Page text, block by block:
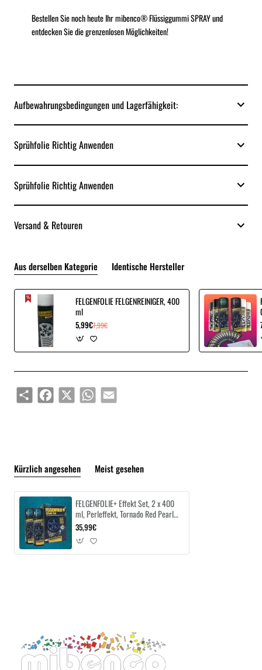
Bestellen Sie noch heute Ihr mibenco® Flüssiggummi SPRAY und
entdecken Sie die grenzenlosen Möglichkeiten!
Aufbewahrungsbedingungen und Lagerfähigkeit:
Sprühfolie Richtig Anwenden
Sprühfolie Richtig Anwenden
Versand & Retouren
Aus derselben Kategorie Identische Hersteller
FELGENFOLIE FELGENREINIGER, 400
ml
5,99€7,99€
ShareFacebook
X WhatsAppEmail
Kürzlich angesehen Meist gesehen
FELGENFOLIE+ Effekt Set, 2 x 400
ml, Perleffekt, Tornado Red Pearl
Effect
35,99€